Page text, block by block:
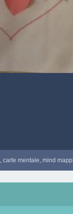
, carte mentale, mind